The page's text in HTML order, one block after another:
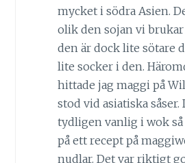
mycket i södra Asien.
olik den sojan vi brukar
den är dock lite sötare
lite socker i den.
hittade jag maggi på
stod vid asiatiska såser.
tydligen vanlig i wok så
på ett recept på
nudlar. Det var riktigt